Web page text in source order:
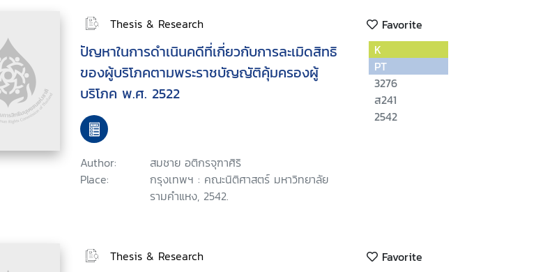
Thesis & Research Favorite
ปัญหาในการดำเนินคดีที่เกี่ยวกับการละเมิดสิทธิ
ของผู้บริโภคตามพระราชบัญญัติคุ้มครองผู้
บริโภค พ.ศ. 2522
Author:
สมชาย อติกรจุฑาศิริ
Place:
กรุงเทพฯ : คณะนิติศาสตร์ มหาวิทยาลัย
รามคำแหง, 2542.
K
PT
3276
ส241
2542
Thesis & Research Favorite